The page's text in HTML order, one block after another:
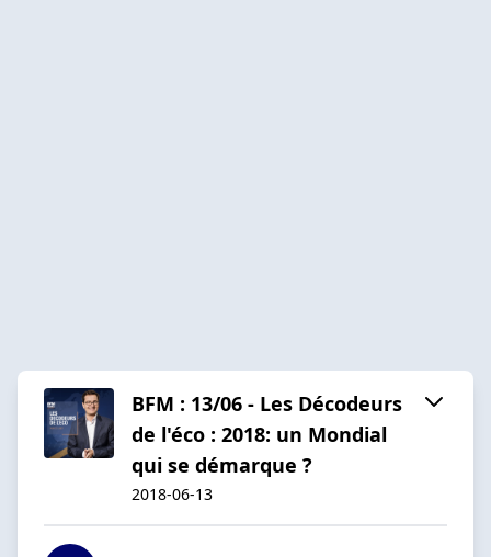
BFM : 13/06 - Les Décodeurs
de l'éco : 2018: un Mondial
qui se démarque ?
2018-06-13